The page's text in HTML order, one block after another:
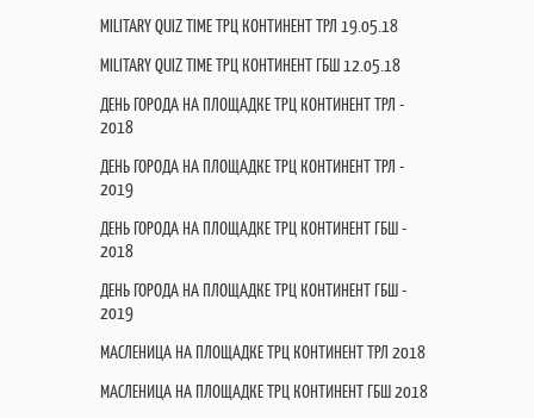
MILITARY QUIZ TIME ТРЦ КОНТИНЕНТ ТРЛ 19.05.18
MILITARY QUIZ TIME ТРЦ КОНТИНЕНТ ГБШ 12.05.18
ДЕНЬ ГОРОДА НА ПЛОЩАДКЕ ТРЦ КОНТИНЕНТ ТРЛ -
2018
ДЕНЬ ГОРОДА НА ПЛОЩАДКЕ ТРЦ КОНТИНЕНТ ТРЛ -
2019
ДЕНЬ ГОРОДА НА ПЛОЩАДКЕ ТРЦ КОНТИНЕНТ ГБШ -
2018
ДЕНЬ ГОРОДА НА ПЛОЩАДКЕ ТРЦ КОНТИНЕНТ ГБШ -
2019
МАСЛЕНИЦА НА ПЛОЩАДКЕ ТРЦ КОНТИНЕНТ ТРЛ 2018
МАСЛЕНИЦА НА ПЛОЩАДКЕ ТРЦ КОНТИНЕНТ ГБШ 2018